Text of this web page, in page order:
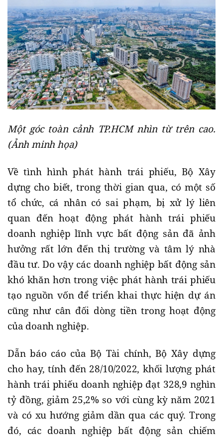
Một góc toàn cảnh TP.HCM nhìn từ trên cao.
(Ảnh minh họa)
Về tình hình phát hành trái phiếu, Bộ Xây
dựng cho biết, trong thời gian qua, có một số
tổ chức, cá nhân có sai phạm, bị xử lý liên
quan đến hoạt động phát hành trái phiếu
doanh nghiệp lĩnh vực bất động sản đã ảnh
hưởng rất lớn đến thị trường và tâm lý nhà
đầu tư. Do vậy các doanh nghiệp bất động sản
khó khăn hơn trong việc phát hành trái phiếu
tạo nguồn vốn để triển khai thực hiện dự án
cũng như cân đối dòng tiền trong hoạt động
của doanh nghiệp.
Dẫn báo cáo của Bộ Tài chính, Bộ Xây dựng
cho hay, tính đến 28/10/2022, khối lượng phát
hành trái phiếu doanh nghiệp đạt 328,9 nghìn
tỷ đồng, giảm 25,2% so với cùng kỳ năm 2021
và có xu hướng giảm dần qua các quý. Trong
đó, các doanh nghiệp bất động sản chiếm